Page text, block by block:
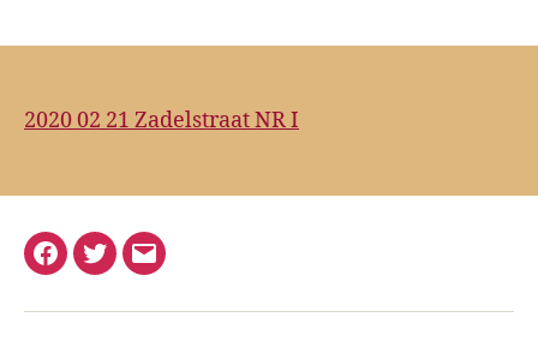
2020 02 21 Zadelstraat NR I
Facebook
Twitter
E-